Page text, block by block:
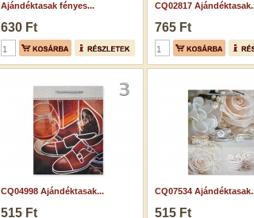
Ajándéktasak fényes...
630 Ft
CQ02817
765 Ft
CQ04998 Ajándéktasak...
515 Ft
CQ07534
515 Ft